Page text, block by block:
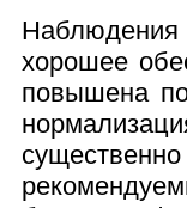
Наблюдения
хорошее
повышена